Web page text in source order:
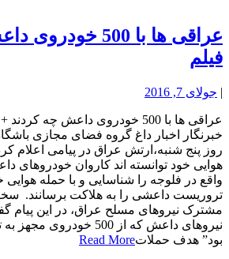
عراقی ها با 500
فیلم
جولای 7, 2016
عراقی ها با 500 خودروی داعش چه
خبرنگار اخبار داغ گروه فضای مجازی
روز پنج شنبه،ارتش عراق در پیامی اعلام
هوایی خود توانسته اند کاروان خودروهای
تروریست داعشی را به هلاکت برسانند.
مشترک نیروهای مسلح عراق، در این پیام
نیروهای داعش که از 500
بود” هدف حملاتRead More